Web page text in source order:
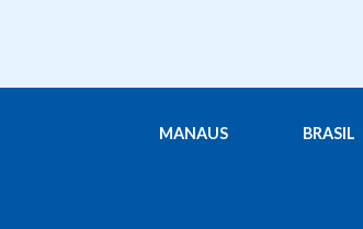
MANAUS BRASIL